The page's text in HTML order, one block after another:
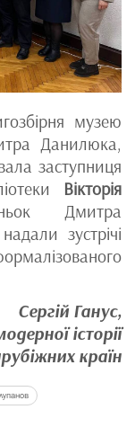
музею
Данилюка,
заступниця
Вікторія
Дмитра
зустрічі
Сергій Ганус,
історії
країн